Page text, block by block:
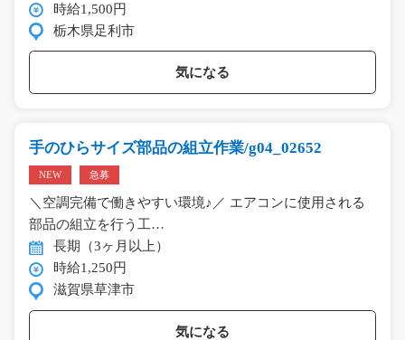
時給1,500円
栃木県足利市
気になる
手のひらサイズ部品の組立作業/g04_02652
NEW 急募
＼空調完備で働きやすい環境♪／ エアコンに使用される
部品の組立を行う工…
長期（3ヶ月以上）
時給1,250円
滋賀県草津市
気になる